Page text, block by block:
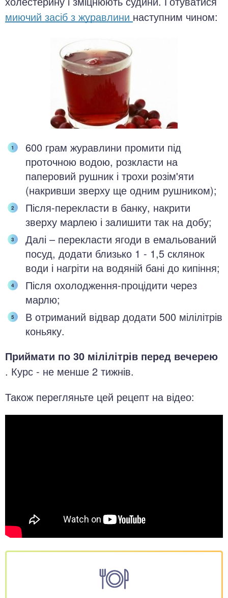
миючий засіб з журавлини наступним чином:
600 грам журавлини промити під
проточною водою, розкласти на
паперовий рушник і трохи розім'яти
(накривши зверху ще одним рушником);
Після-перекласти в банку, накрити
зверху марлею і залишити так на добу;
Далі – перекласти ягоди в емальований
посуд, додати близько 1 - 1,5 склянок
води і нагріти на водяній бані до кипіння;
Після охолодження-процідити через
марлю;
В отриманий відвар додати 500 мілілітрів
коньяку.
Приймати по 30 мілілітрів перед вечерею
. Курс - не менше 2 тижнів.
Також перегляньте цей рецепт на відео: